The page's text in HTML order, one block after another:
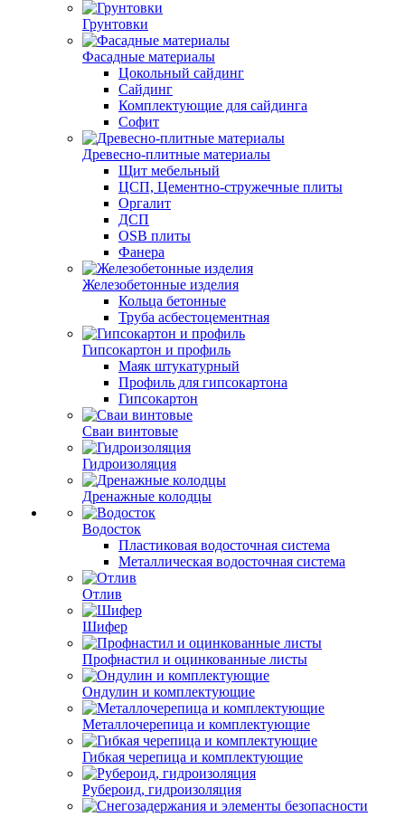
Грунтовки
Фасадные материалы
Цокольный сайдинг
Сайдинг
Комплектующие для сайдинга
Софит
Древесно-плитные материалы
Щит мебельный
ЦСП, Цементно-стружечные плиты
Оргалит
ДСП
OSB плиты
Фанера
Железобетонные изделия
Кольца бетонные
Труба асбестоцементная
Гипсокартон и профиль
Маяк штукатурный
Профиль для гипсокартона
Гипсокартон
Сваи винтовые
Гидроизоляция
Дренажные колодцы
Водосток
Пластиковая водосточная система
Металлическая водосточная система
Отлив
Шифер
Профнастил и оцинкованные листы
Ондулин и комплектующие
Металлочерепица и комплектующие
Гибкая черепица и комплектующие
Рубероид, гидроизоляция